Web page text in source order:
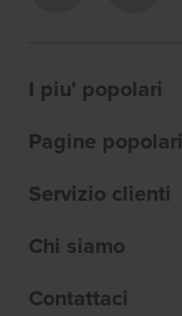
I piu' popolari
Pagine popolari
Servizio clienti
Chi siamo
Contattaci